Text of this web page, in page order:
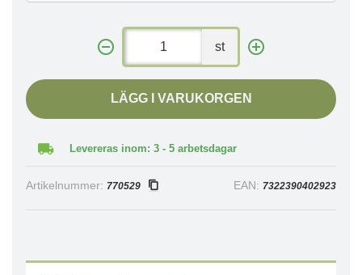
st
LÄGG I VARUKORGEN
Levereras inom: 3 - 5 arbetsdagar
Artikelnummer: 770529 EAN: 7322390402923